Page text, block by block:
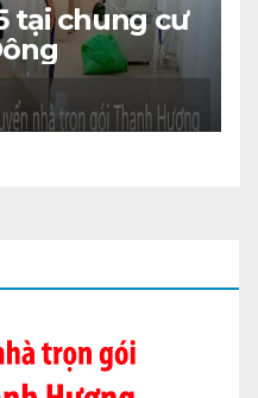
tại chung cư